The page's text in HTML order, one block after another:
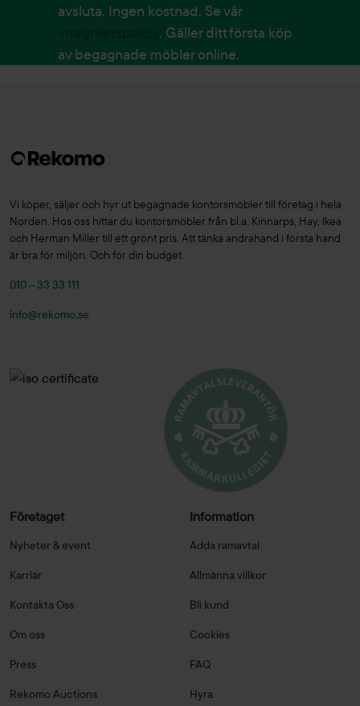
avsluta. Ingen kostnad. Se vår
. Gäller ditt första köp
av begagnade möbler online.
Vi köper, säljer och hyr ut begagnade kontorsmöbler till företag i hela
Norden. Hos oss hittar du kontorsmöbler från bl.a. Kinnarps, Hay, Ikea
och Herman Miller till ett grönt pris. Att tänka andrahand i första hand
är bra för miljön. Och för din budget.
010 – 33 33 111
info@rekomo.se
Företaget
Nyheter & event
Karriär
Kontakta Oss
Om oss
Press
Rekomo Auctions
Information
Adda ramavtal
Allmänna villkor
Bli kund
Cookies
FAQ
Hyra